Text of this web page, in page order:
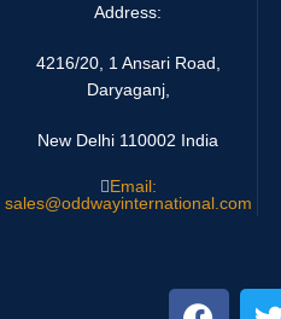
Address:
4216/20, 1 Ansari Road,
Daryaganj,
New Delhi 110002 India
Email:
sales@oddwayinternational.com